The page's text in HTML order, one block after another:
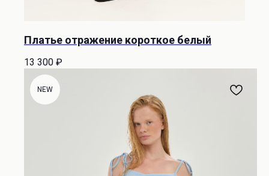
Платье отражение короткое белый
13 300 ₽
NEW